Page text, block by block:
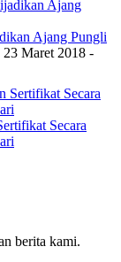
Ajang Pungli
23 Maret 2018 -
Secara
berita kami.